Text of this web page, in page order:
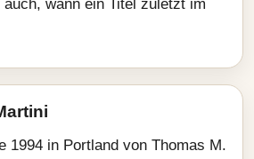
wann ein Titel zuletzt im
1994 in Portland von Thomas M.